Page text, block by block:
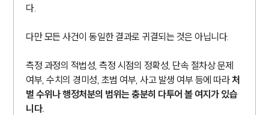
다.
다만 모든 사건이 동일한 결과로 귀결되는 것은 아닙니다.
측정 과정의 적법성, 측정 시점의 정확성, 단속 절차상 문제
여부, 수치의 경미성, 초범 여부, 사고 발생 여부 등에 따라처
벌 수위나 행정처분의 범위는 충분히 다투어 볼 여지가 있습
니다.